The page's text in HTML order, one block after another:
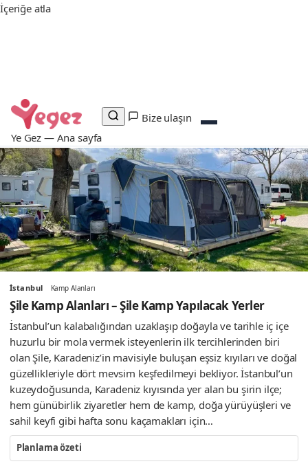
İçeriğe atla
Ye Gez — Ana sayfa
Bize ulaşın
İstanbul Kamp Alanları
Şile Kamp Alanları – Şile Kamp Yapılacak Yerler
İstanbul’un kalabalığından uzaklaşıp doğayla ve tarihle iç içe
huzurlu bir mola vermek isteyenlerin ilk tercihlerinden biri
olan Şile, Karadeniz’in mavisiyle buluşan eşsiz kıyıları ve doğal
güzellikleriyle dört mevsim keşfedilmeyi bekliyor. İstanbul’un
kuzeydoğusunda, Karadeniz kıyısında yer alan bu şirin ilçe;
hem günübirlik ziyaretler hem de kamp, doğa yürüyüşleri ve
sahil keyfi gibi hafta sonu kaçamakları için…
Planlama özeti